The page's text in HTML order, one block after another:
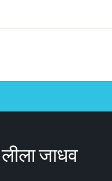
लीला जाधव